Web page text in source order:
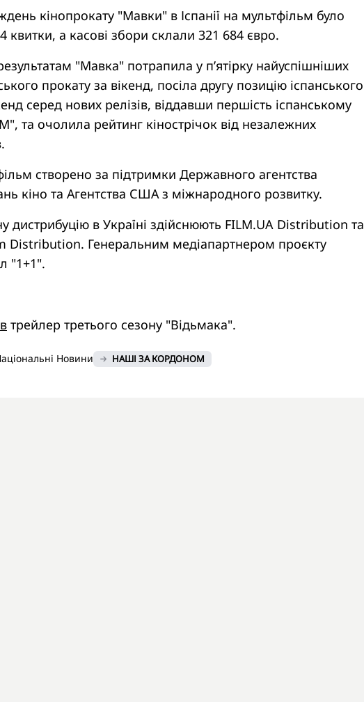
кінопрокату "Мавки" в Іспанії на мультфільм було
квитки, а касові збори склали 321 684 євро.
"Мавка" потрапила у п’ятірку найуспішніших
прокату за вікенд, посіла другу позицію іспанського
серед нових релізів, віддавши першість іспанському
та очолила рейтинг кінострічок від незалежних
створено за підтримки Державного агентства
кіно та Агентства США з міжнародного розвитку.
дистрибуцію в Україні здійснюють FILM.UA Distribution та
Distribution. Генеральним медіапартнером проєкту
"1+1".
трейлер третього сезону "Відьмака".
Новини НАШІ ЗА КОРДОНОМ